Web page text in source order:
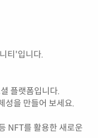
티'입니다.
플랫폼입니다.
성을 만들어 보세요.
NFT를 활용한 새로운